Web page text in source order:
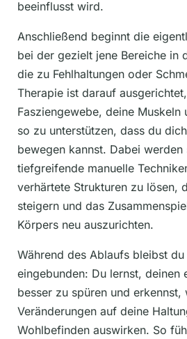
beeinflusst wird.
Anschließend beginnt die
bei der gezielt jene Bereiche in
die zu Fehlhaltungen oder
Therapie ist darauf
Fasziengewebe, deine Muskeln
so zu unterstützen, dass du
bewegen kannst. Dabei werden
tiefgreifende manuelle
verhärtete Strukturen zu lösen,
steigern und das
Körpers neu auszurichten.
Während des Ablaufs bleibst
eingebunden: Du lernst, deinen
besser zu spüren und erkennst,
Veränderungen auf deine
Wohlbefinden auswirken. So